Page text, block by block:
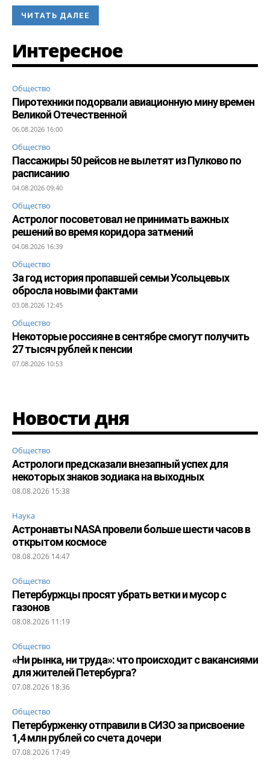
ЧИТАТЬ ДАЛЕЕ
Интересное
Общество
Пиротехники подорвали авиационную мину времен
Великой Отечественной
06.08.2026 16:00
Общество
Пассажиры 50 рейсов не вылетят из Пулково по
расписанию
04.08.2026 09:40
Общество
Астролог посоветовал не принимать важных
решений во время коридора затмений
04.08.2026 16:39
Общество
За год история пропавшей семьи Усольцевых
обросла новыми фактами
03.08.2026 12:45
Общество
Некоторые россияне в сентябре смогут получить
27 тысяч рублей к пенсии
07.08.2026 10:53
Новости дня
Общество
Астрологи предсказали внезапный успех для
некоторых знаков зодиака на выходных
08.08.2026 15:38
Наука
Астронавты NASA провели больше шести часов в
открытом космосе
08.08.2026 14:47
Общество
Петербуржцы просят убрать ветки и мусор с
газонов
08.08.2026 11:19
Общество
«Ни рынка, ни труда»: что происходит с вакансиями
для жителей Петербурга?
07.08.2026 18:36
Общество
Петербурженку отправили в СИЗО за присвоение
1,4 млн рублей со счета дочери
07.08.2026 17:49